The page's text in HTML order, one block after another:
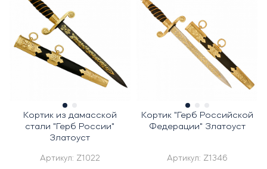
Кортик из дамасской
стали "Герб России"
Златоуст
Артикул: Z1022
Кортик "Герб Российской
Федерации" Златоуст
Артикул: Z1346